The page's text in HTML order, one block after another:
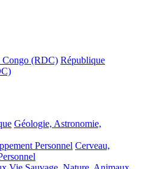
Congo (RDC) République
Géologie, Astronomie,
Personnel Cerveau,